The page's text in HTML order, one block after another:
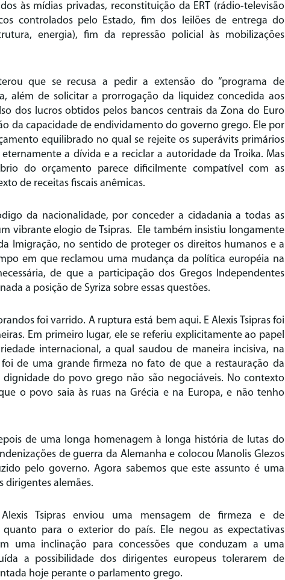
às mídias privadas, reconstituição da ERT (rádio-televisão
controlados pelo Estado, fim dos leilões de entrega do
energia), fim da repressão policial às mobilizações
que se recusa a pedir a extensão do “programa de
além de solicitar a prorrogação da liquidez concedida aos
dos lucros obtidos pelos bancos centrais da Zona do Euro
da capacidade de endividamento do governo grego. Ele por
equilibrado no qual se rejeite os superávits primários
a dívida e a reciclar a autoridade da Troika. Mas
do orçamento parece dificilmente compatível com as
de receitas fiscais anêmicas.
da nacionalidade, por conceder a cidadania a todas as
vibrante elogio de Tsipras. Ele também insistiu longamente
Imigração, no sentido de proteger os direitos humanos e a
em que reclamou uma mudança da política européia na
de que a participação dos Gregos Independentes
a posição de Syriza sobre essas questões.
foi varrido. A ruptura está bem aqui. E Alexis Tsipras foi
Em primeiro lugar, ele se referiu explicitamente ao papel
internacional, a qual saudou de maneira incisiva, na
de uma grande firmeza no fato de que a restauração da
do povo grego não são negociáveis. No contexto
o povo saia às ruas na Grécia e na Europa, e não tenho
de uma longa homenagem à longa história de lutas do
de guerra da Alemanha e colocou Manolis Glezos
pelo governo. Agora sabemos que este assunto é uma
dirigentes alemães.
Tsipras enviou uma mensagem de firmeza e de
para o exterior do país. Ele negou as expectativas
uma inclinação para concessões que conduzam a uma
a possibilidade dos dirigentes europeus tolerarem de
hoje perante o parlamento grego.